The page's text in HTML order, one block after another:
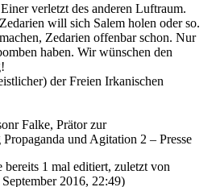
verletzt des anderen Luftraum.
will sich Salem holen oder so.
Zedarien offenbar schon. Nur
haben. Wir wünschen den
der Freien Irkanischen
Falke, Prätor zur
und Agitation 2 – Presse
1 mal editiert, zuletzt von
2016, 22:49)